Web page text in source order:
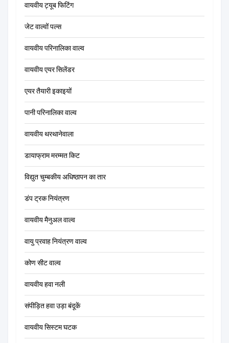
वायवीय ट्यूब फिटिंग
जेट वाल्वों पल्स
वायवीय परिनालिका वाल्व
वायवीय एयर सिलेंडर
एयर तैयारी इकाइयों
पानी परिनालिका वाल्व
वायवीय थरथानेवाला
डायाफ्राम मरम्मत किट
विद्युत चुम्बकीय अधिष्ठापन का तार
डंप ट्रक नियंत्रण
वायवीय मैनुअल वाल्व
वायु प्रवाह नियंत्रण वाल्व
कोण सीट वाल्व
वायवीय हवा नली
संपीड़ित हवा उड़ा बंदूकें
वायवीय सिस्टम घटक